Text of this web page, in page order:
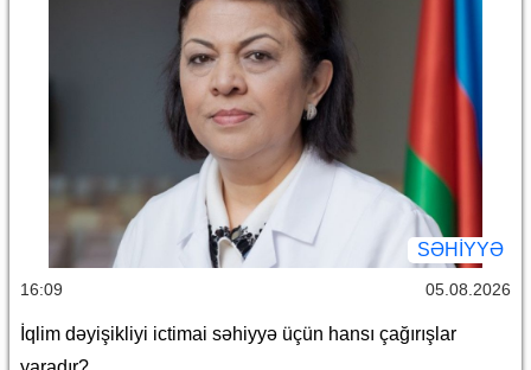
SƏHIYYƏ
16:09 05.08.2026
İqlim dəyişikliyi ictimai səhiyyə üçün hansı çağırışlar